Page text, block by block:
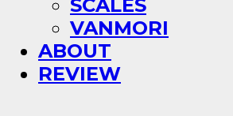
SCALES
VANMORI
ABOUT
REVIEW